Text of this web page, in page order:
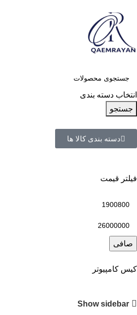
انتخاب دسته بندی
جستجو
دسته بندی کالا ها
فیلتر قیمت
صافی
کیس کامپیوتر
Show sidebar